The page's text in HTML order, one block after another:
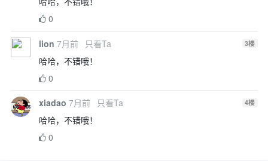
0
lion 7月前 只看Ta 3楼
哈哈，不错哦！
0
xiadao 7月前 只看Ta 4楼
哈哈，不错哦！
0